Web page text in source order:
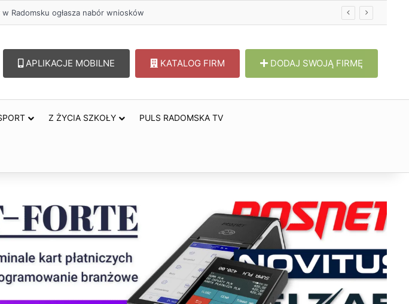
się w Miesiąc Trzeźwości
APLIKACJE MOBILNE KATALOG FIRM DODAJ SWOJĄ FIRMĘ
Z ŻYCIA SZKOŁY PULS RADOMSKA TV